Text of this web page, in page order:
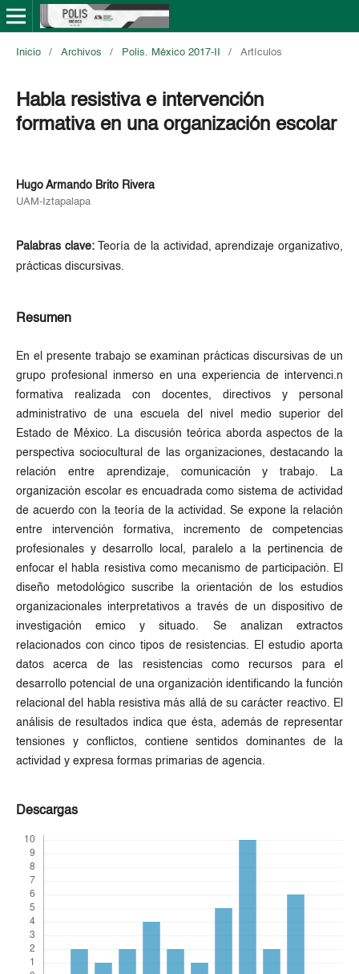
Inicio / Archivos / Polis. México 2017-II / Artículos
Habla resistiva e intervención
formativa en una organización escolar
Hugo Armando Brito Rivera
UAM-Iztapalapa
Palabras clave:
Teoría de la actividad, aprendizaje organizativo,
prácticas discursivas.
Resumen
En el presente trabajo se examinan prácticas discursivas de un
grupo profesional inmerso en una experiencia de intervenci.n
formativa realizada con docentes, directivos y personal
administrativo de una escuela del nivel medio superior del
Estado de México. La discusión teórica aborda aspectos de la
perspectiva sociocultural de las organizaciones, destacando la
relación entre aprendizaje, comunicación y trabajo. La
organización escolar es encuadrada como sistema de actividad
de acuerdo con la teoría de la actividad. Se expone la relación
entre intervención formativa, incremento de competencias
profesionales y desarrollo local, paralelo a la pertinencia de
enfocar el habla resistiva como mecanismo de participación. El
diseño metodológico suscribe la orientación de los estudios
organizacionales interpretativos a través de un dispositivo de
investigación emico y situado. Se analizan extractos
relacionados con cinco tipos de resistencias. El estudio aporta
datos acerca de las resistencias como recursos para el
desarrollo potencial de una organización identificando la función
relacional del habla resistiva más allá de su carácter reactivo. El
análisis de resultados indica que ésta, además de representar
tensiones y conflictos, contiene sentidos dominantes de la
actividad y expresa formas primarias de agencia.
Descargas